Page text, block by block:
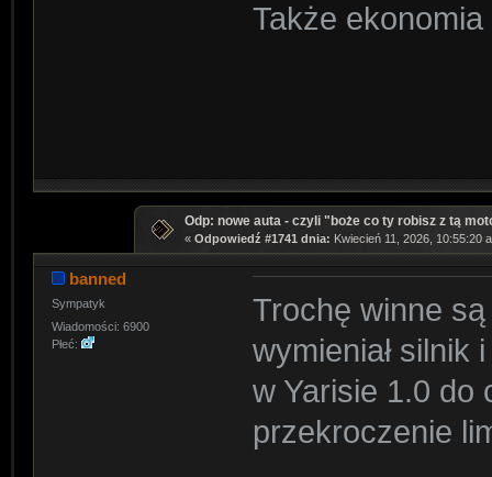
Także ekonomia
Odp: nowe auta - czyli "boże co ty robisz z tą
« Odpowiedź #1741 dnia: Kwiecień 11, 2026, 10:55:20
banned
Sympatyk
Wiadomości: 6900
Płeć:
Trochę winne
wymieniał silnik
w Yarisie 1.0 do
przekroczenie